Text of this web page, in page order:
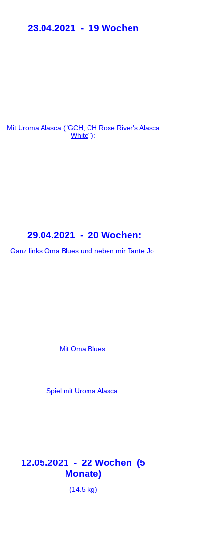
23.04.2021 - 19 Wochen
Mit Uroma Alasca ("GCH, CH Rose River's Alasca
White"):
29.04.2021 - 20 Wochen:
Ganz links Oma Blues und neben mir Tante Jo:
Mit Oma Blues:
Spiel mit Uroma Alasca:
12.05.2021 - 22 Wochen (5
Monate)
(14.5 kg)